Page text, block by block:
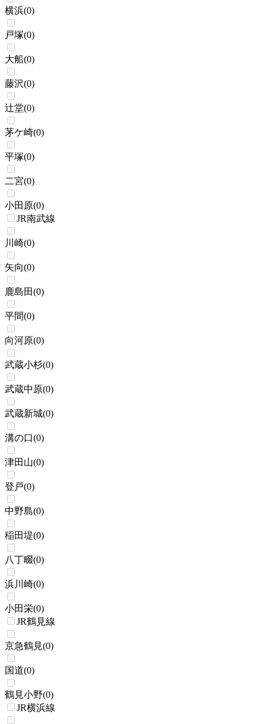
横浜(0)
戸塚(0)
大船(0)
藤沢(0)
辻堂(0)
茅ケ崎(0)
平塚(0)
二宮(0)
小田原(0)
JR南武線
川崎(0)
矢向(0)
鹿島田(0)
平間(0)
向河原(0)
武蔵小杉(0)
武蔵中原(0)
武蔵新城(0)
溝の口(0)
津田山(0)
登戸(0)
中野島(0)
稲田堤(0)
八丁畷(0)
浜川崎(0)
小田栄(0)
JR鶴見線
京急鶴見(0)
国道(0)
鶴見小野(0)
JR横浜線